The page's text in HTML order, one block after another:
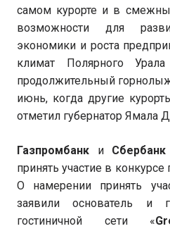
самом курорте и в
возможности для
экономики и роста
климат Полярного Урала
продолжительный
июнь, когда другие
отметил губернатор Ямала
Газпромбанк и Сбербанк
принять участие в
О намерении принять
заявили основатель и
гостиничной сети «